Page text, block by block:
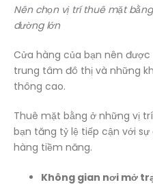
Nên chọn vị trí thuê mặt
đường lớn
Cửa hàng của bạn nên
trung tâm đô thị và những
thông cao.
Thuê mặt bằng ở những vị
bạn tăng tỷ lệ tiếp cận với
hàng tiềm năng.
Không gian nơi mở